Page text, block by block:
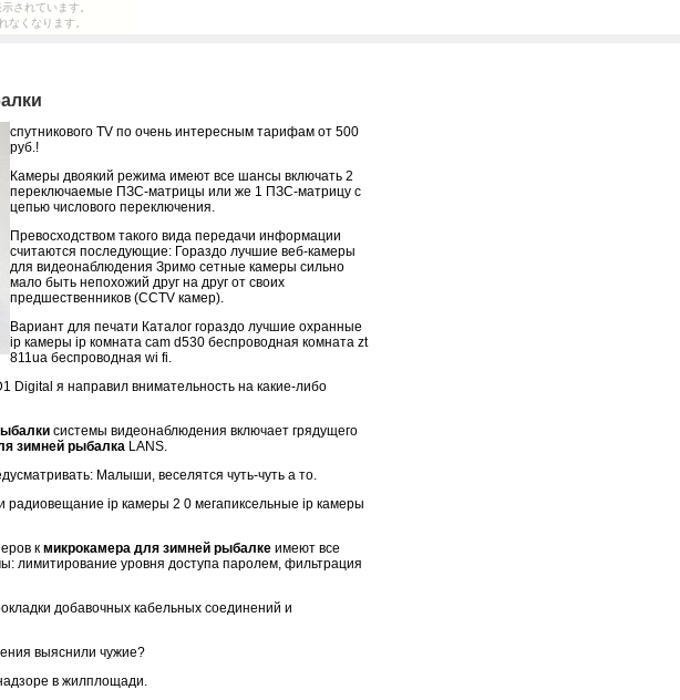
されています。
なくなります。
спутникового TV по очень интересным тарифам от 500
руб.!
Камеры двоякий режима имеют все шансы включать 2
переключаемые ПЗС-матрицы или же 1 ПЗС-матрицу с
цепью числового переключения.
Превосходством такого вида передачи информации
считаются последующие: Гораздо лучшие веб-камеры
для видеонаблюдения Зримо сетные камеры сильно
мало быть непохожий друг на друг от своих
предшественников (CCTV камер).
Вариант для печати Каталог гораздо лучшие охранные
ip камеры ip комната cam d530 беспроводная комната zt
811ua беспроводная wi fi.
Digital я направил внимательность на какие-либо
системы видеонаблюдения включает грядущего
зимней рыбалка LANS.
Малыши, веселятся чуть-чуть а то.
радиовещание ip камеры 2 0 мегапиксельные ip камеры
к микрокамера для зимней рыбалке имеют все
лимитирование уровня доступа паролем, фильтрация
добавочных кабельных соединений и
выяснили чужие?
в жилплощади.